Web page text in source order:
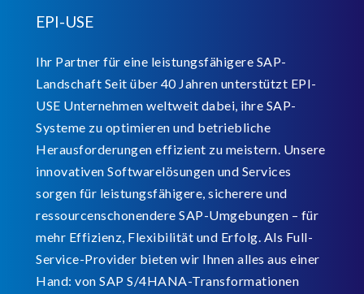
EPI-USE
Ihr Partner für eine leistungsfähigere SAP-
Landschaft Seit über 40 Jahren unterstützt EPI-
USE Unternehmen weltweit dabei, ihre SAP-
Systeme zu optimieren und betriebliche
Herausforderungen effizient zu meistern. Unsere
innovativen Softwarelösungen und Services
sorgen für leistungsfähigere, sicherere und
ressourcenschonendere SAP-Umgebungen – für
mehr Effizienz, Flexibilität und Erfolg. Als Full-
Service-Provider bieten wir Ihnen alles aus einer
Hand: von SAP S/4HANA-Transformationen